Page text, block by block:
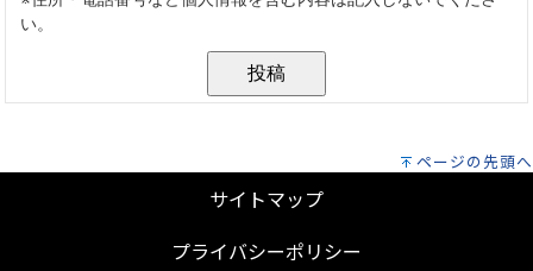
ページの先頭へ
サイトマップ
プライバシーポリシー